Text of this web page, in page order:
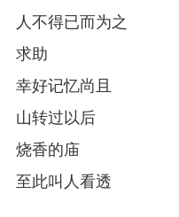
人不得已而为之
求助
幸好记忆尚且
山转过以后
烧香的庙
至此叫人看透